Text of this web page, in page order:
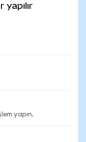
yapın.